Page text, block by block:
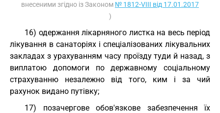
внесеними згідно із Законом № 1812-VIII від 17.01.2017
)
16) одержання лікарняного листка на весь період
лікування в санаторіях і спеціалізованих лікувальних
закладах з урахуванням часу проїзду туди й назад, з
виплатою допомоги по державному соціальному
страхуванню незалежно від того, ким і за чий
рахунок видано путівку;
17) позачергове обов'язкове забезпечення їх